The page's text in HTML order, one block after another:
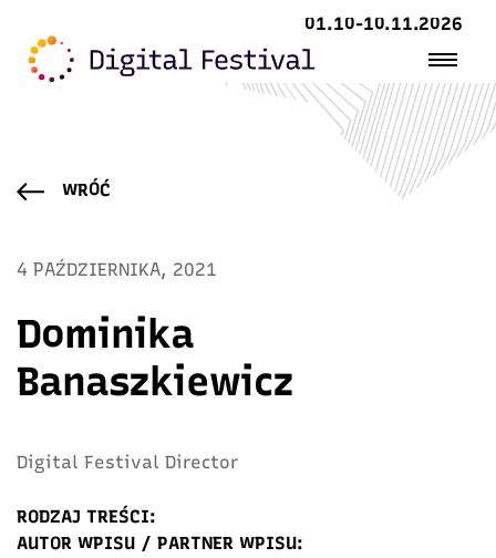
01.10-10.11.2026
WRÓĆ
4 PAŹDZIERNIKA, 2021
Dominika
Banaszkiewicz
Digital Festival Director
RODZAJ TREŚCI:
AUTOR WPISU / PARTNER WPISU: